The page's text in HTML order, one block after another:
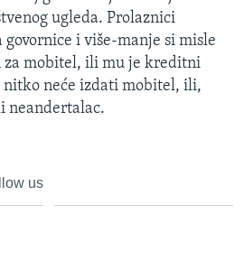
ugleda. Prolaznici
i više-manje si misle
mobitel, ili mu je kreditni
neće izdati mobitel, ili,
neandertalac.
us